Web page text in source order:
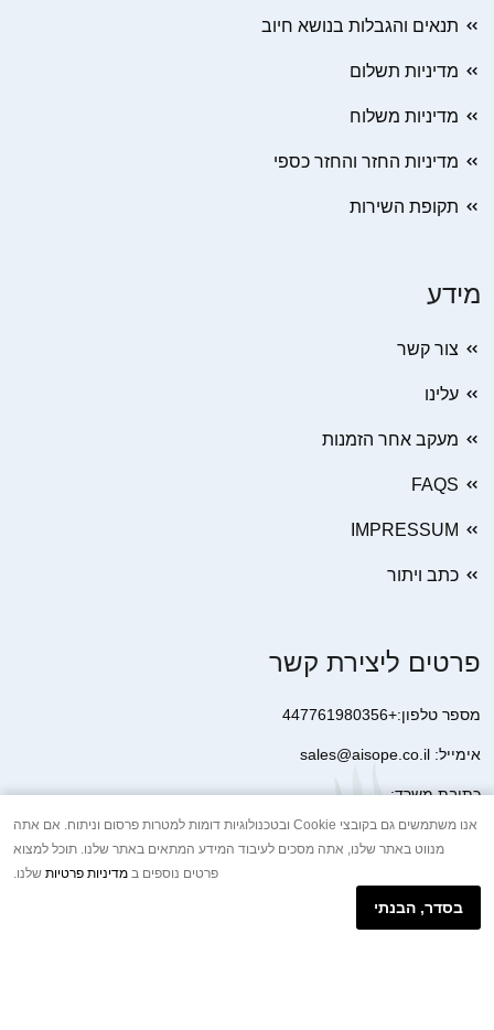
תנאים והגבלות בנושא חיוב
מדיניות תשלום
מדיניות משלוח
מדיניות החזר והחזר כספי
תקופת השירות
מידע
צור קשר
עלינו
מעקב אחר הזמנות
FAQS
IMPRESSUM
כתב ויתור
פרטים ליצירת קשר
מספר טלפון:+447761980356
אימייל: sales@aisope.co.il
כתובת משרד:
41 Devonshire Street Ground Floor Office 1 London W1G 7AJ
United Kingdom
+44 7410 2065017
הודעת וואטסאפ באינטרנט
אנו משתמשים גם בקובצי Cookie ובטכנולוגיות דומות למטרות פרסום וניתוח. אם אתה
מנווט באתר שלנו, אתה מסכים לעיבוד המידע המתאים באתר שלנו. תוכל למצוא
פרטים נוספים ב מדיניות פרטיות שלנו.
בסדר, הבנתי